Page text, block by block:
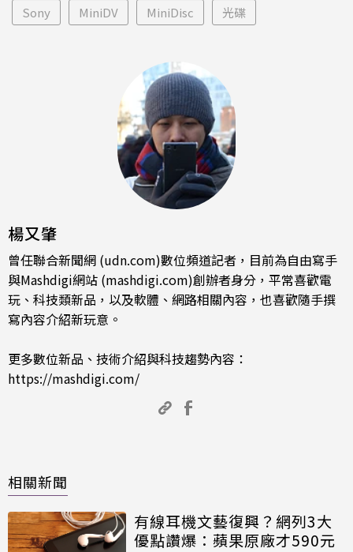
Sony MiniDV MiniDisc 光碟
楊又肇
曾任聯合新聞網 (udn.com)數位頻道記者，目前為自由寫手
與Mashdigi網站 (mashdigi.com)創辦者身分，平常喜歡電
玩、科技類新品，以及軟體、網路相關內容，也喜歡隨手撰
寫內容介紹新玩意。
更多數位新品、技術介紹與科技趨勢內容：
https://mashdigi.com/
相關新聞
有線耳機文藝復興？網列3大
優點讚爆：蘋果原廠才590元